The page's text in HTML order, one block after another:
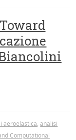
aeroelastica,analisi
Computational